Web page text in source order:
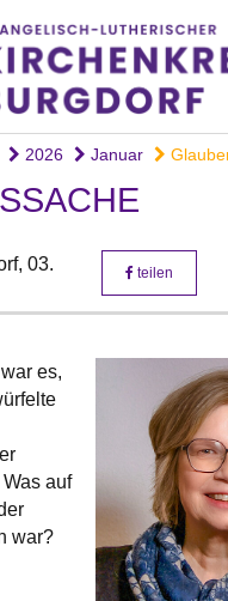
2026 Januar
03.
teilen
es,
auf
war?